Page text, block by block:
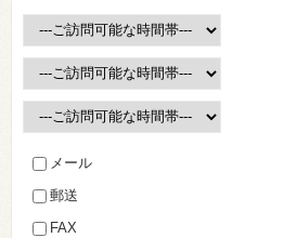
メール
郵送
FAX